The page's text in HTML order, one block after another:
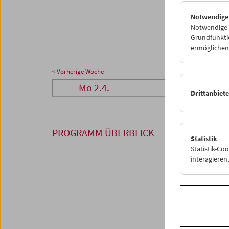
30
< Vorherige Woche
Mo 2.4.
PROGRAMM ÜBERBLICK
Notwendige
Statistik
Statistik-